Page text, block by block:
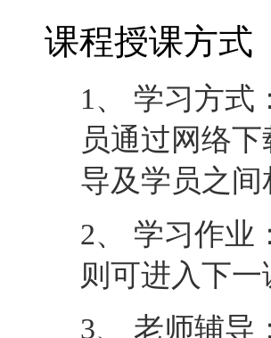
课程授课方式
1、 学习方式
员通过网络
导及学员之
2、 学习作业
则可进入下一
3、 老师辅导